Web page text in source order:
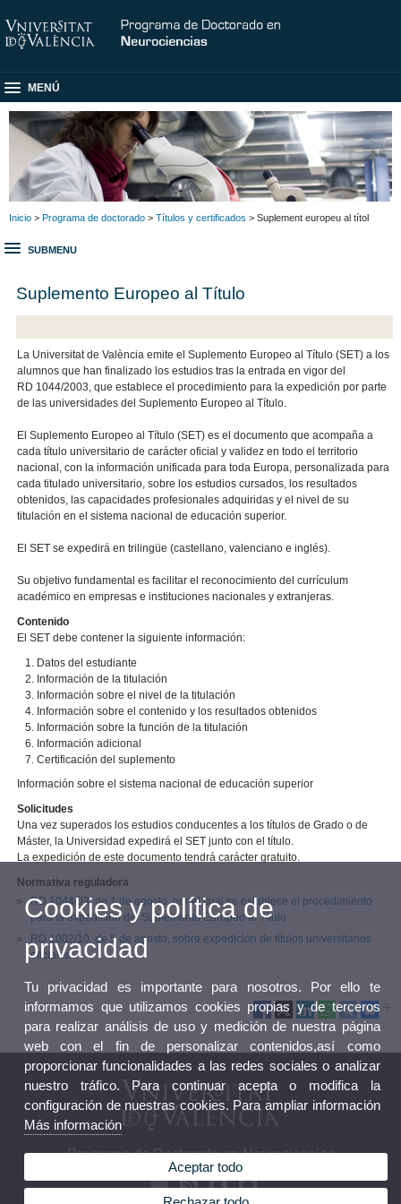
MENÚ
Inicio > Programa de doctorado > Títulos y certificados > Suplement europeu al títol
SUBMENU
Suplemento Europeo al Título
La Universitat de València emite el Suplemento Europeo al Título (SET) a los
alumnos que han finalizado los estudios tras la entrada en vigor del
RD 1044/2003, que establece el procedimiento para la expedición por parte
de las universidades del Suplemento Europeo al Título.
El Suplemento Europeo al Título (SET) es el documento que acompaña a
cada título universitario de carácter oficial y validez en todo el territorio
nacional, con la información unificada para toda Europa, personalizada para
cada titulado universitario, sobre los estudios cursados, los resultados
obtenidos, las capacidades profesionales adquiridas y el nivel de su
titulación en el sistema nacional de educación superior.
El SET se expedirá en trilingüe (castellano, valenciano e inglés).
Su objetivo fundamental es facilitar el reconocimiento del currículum
académico en empresas e instituciones nacionales y extranjeras.
Contenido
El SET debe contener la siguiente información:
Datos del estudiante
Información de la titulación
Información sobre el nivel de la titulación
Información sobre el contenido y los resultados obtenidos
Información sobre la función de la titulación
Información adicional
Certificación del suplemento
Información sobre el sistema nacional de educación superior
Solicitudes
Una vez superados los estudios conducentes a los títulos de Grado o de
Máster, la Universidad expedirá el SET junto con el título.
La expedición de este documento tendrá carácter gratuito.
Normativa reguladora
RD 1044/03, de 1 de agosto, por el cual se establece el procedimiento
para la expedición del Suplemento Europeo al Título
RD 1002/10, de 5 de agosto, sobre expedición de títulos universitarios
oficiales.
Programa de Doctorado en Neurociencias
Cookies y política de
privacidad
Tu privacidad es importante para nosotros. Por ello te
informamos que utilizamos cookies propias y de terceros
para realizar análisis de uso y medición de nuestra página
web con el fin de personalizar contenidos,así como
proporcionar funcionalidades a las redes sociales o analizar
nuestro tráfico. Para continuar acepta o modifica la
configuración de nuestras cookies. Para ampliar información
Más información
Aceptar todo